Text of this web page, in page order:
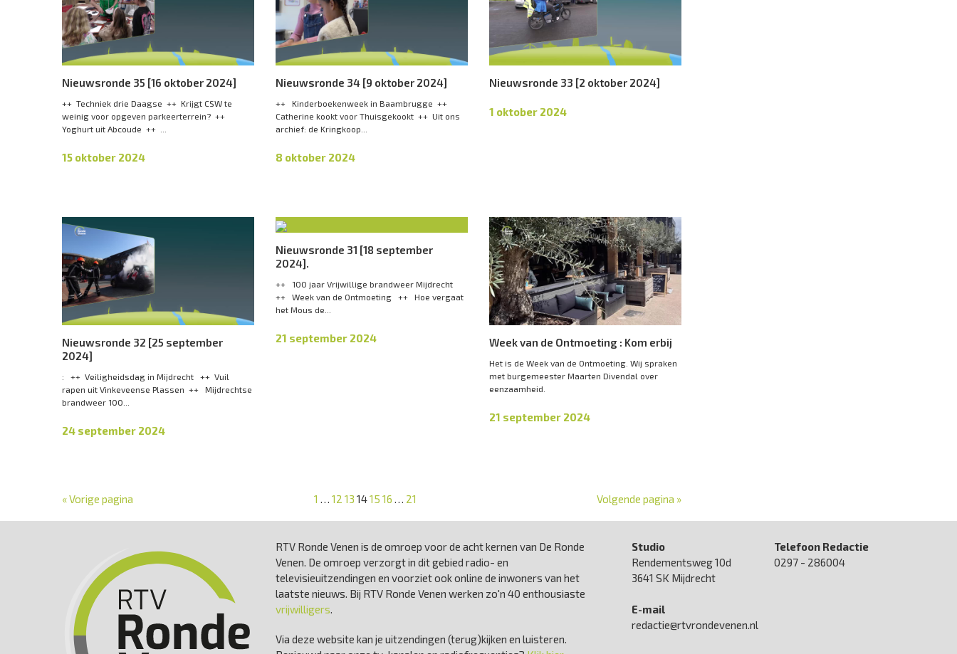
Nieuwsronde 35 [16 oktober 2024]
++ Techniek drie Daagse ++ Krijgt CSW te
weinig voor opgeven parkeerterrein? ++
Yoghurt uit Abcoude ++ ...
15 oktober 2024
Nieuwsronde 34 [9 oktober 2024]
++ Kinderboekenweek in Baambrugge ++
Catherine kookt voor Thuisgekookt ++ Uit ons
archief: de Kringkoop...
8 oktober 2024
Nieuwsronde 33 [2 oktober 2024]
1 oktober 2024
Nieuwsronde 32 [25 september
2024]
: ++ Veiligheidsdag in Mijdrecht ++ Vuil
rapen uit Vinkeveense Plassen ++ Mijdrechtse
brandweer 100...
24 september 2024
Nieuwsronde 31 [18 september
2024].
++ 100 jaar Vrijwillige brandweer Mijdrecht
++ Week van de Ontmoeting ++ Hoe vergaat
het Mous de...
21 september 2024 Week van de Ontmoeting : Kom erbij
Het is de Week van de Ontmoeting. Wij spraken
met burgemeester Maarten Divendal over
eenzaamheid.
21 september 2024
« Vorige pagina 1 … 12 13 1415 16 … 21 Volgende pagina »
RTV Ronde Venen is de omroep voor de acht kernen van De Ronde
Venen. De omroep verzorgt in dit gebied radio- en
televisieuitzendingen en voorziet ook online de inwoners van het
laatste nieuws. Bij RTV Ronde Venen werken zo'n 40 enthousiaste
vrijwilligers.
Via deze website kan je uitzendingen (terug)kijken en luisteren.
Studio
Rendementsweg 10d
3641 SK Mijdrecht
E-mail
redactie@rtvrondevenen.nl
Telefoon Redactie
0297 - 286004